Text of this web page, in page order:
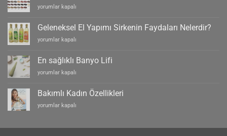
Hangi
saç
boyası
daha
için
yorumlar kapalı
Geleneksel El Yapımı Sirkenin Faydaları Nelerdir?
Geleneksel
Yapımı
Sirkenin
Faydaları
için
yorumlar kapalı
En sağlıklı Banyo Lifi
En
Banyo
Lifi
için
yorumlar kapalı
Bakımlı Kadın Özellikleri
Bakımlı
yorumlar kapalı